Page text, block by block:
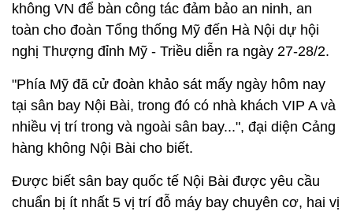
không VN để bàn công tác đảm bảo an ninh, an
toàn cho đoàn Tổng thống Mỹ đến Hà Nội dự hội
nghị Thượng đỉnh Mỹ - Triều diễn ra ngày 27-28/2.
"Phía Mỹ đã cử đoàn khảo sát mấy ngày hôm nay
tại sân bay Nội Bài, trong đó có nhà khách VIP A và
nhiều vị trí trong và ngoài sân bay...", đại diện Cảng
hàng không Nội Bài cho biết.
Được biết sân bay quốc tế Nội Bài được yêu cầu
chuẩn bị ít nhất 5 vị trí đỗ máy bay chuyên cơ, hai vị